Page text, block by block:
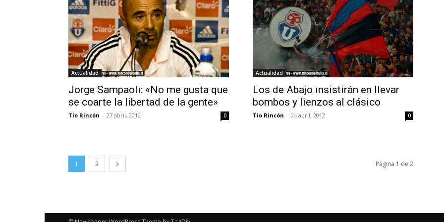
Actualidad
Jorge Sampaoli: «No me gusta que
se coarte la libertad de la gente»
Tio Rincón - 27 abril, 2012 0
Actualidad
Los de Abajo insistirán en llevar
bombos y lienzos al clásico
Tio Rincón - 24 abril, 2012 0
1 2 Página 1 de 2